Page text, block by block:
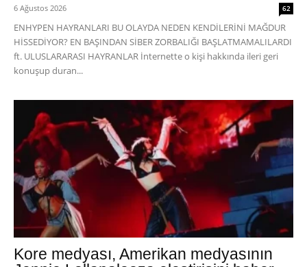
6 Ağustos 2026 62
ENHYPEN HAYRANLARI BU OLAYDA NEDEN KENDİLERİNİ MAĞDUR
HİSSEDİYOR? EN BAŞINDAN SİBER ZORBALIĞI BAŞLATMAMALILARDI
ft. ULUSLARARASI HAYRANLAR İnternette o kişi hakkında ileri geri
konuşup duran...
Kore medyası, Amerikan medyasının